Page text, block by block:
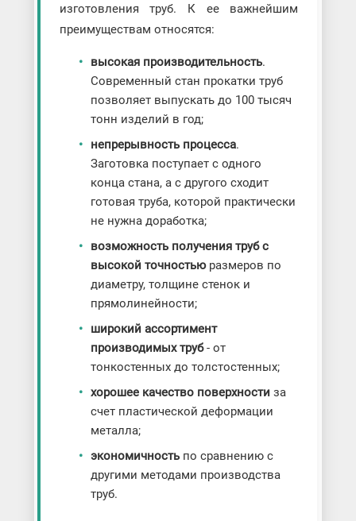
изготовления труб. К ее важнейшим
преимуществам относятся:
высокая производительность.
Современный стан прокатки труб
позволяет выпускать до 100 тысяч
тонн изделий в год;
непрерывность процесса.
Заготовка поступает с одного
конца стана, а с другого сходит
готовая труба, которой практически
не нужна доработка;
возможность получения труб с
высокой точностьюразмеров по
диаметру, толщине стенок и
прямолинейности;
широкий ассортимент
производимых труб- от
тонкостенных до толстостенных;
хорошее качество поверхностиза
счет пластической деформации
металла;
экономичностьпо сравнению с
другими методами производства
труб.